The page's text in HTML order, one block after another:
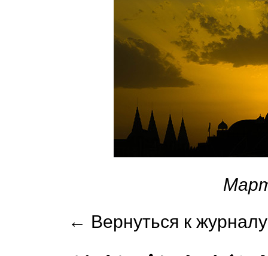
← Вернуться к